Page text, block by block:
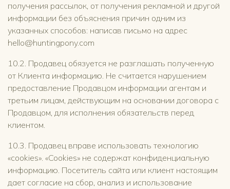
получения рассылок, от получения рекламной и другой
информации без объяснения причин одним из
указанных способов: написав письмо на адрес
hello@huntingpony.com
10.2. Продавец обязуется не разглашать полученную
от Клиента информацию. Не считается нарушением
предоставление Продавцом информации агентам и
третьим лицам, действующим на основании договора с
Продавцом, для исполнения обязательств перед
клиентом.
10.3. Продавец вправе использовать технологию
«cookies». «Cookies» не содержат конфиденциальную
информацию. Посетитель сайта или клиент настоящим
дает согласие на сбор, анализ и использование